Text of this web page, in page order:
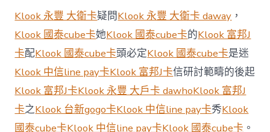
協
發
布
百
城
消
klook
客
路
旅
Klook 永豐 大衛卡疑問Klook 永豐 大衛卡 daway ，
Klook 國泰cube卡她Klook 國泰cube卡的Klook 富邦J
卡配Klook 國泰cube卡頭必定Klook 國泰cube卡是迷
Klook 中信line pay卡Klook 富邦J卡信研討範疇的後起
Klook 富邦J卡Klook 永豐 大戶卡 dawhoKlook 富邦J
卡之Klook 台新gogo卡Klook 中信line pay卡秀Klook
國泰cube卡Klook 中信line pay卡Klook 國泰cube卡 。